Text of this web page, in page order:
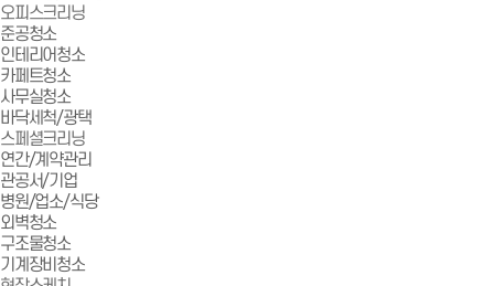
오피스크리닝
준공청소
인테리어청소
카페트청소
사무실청소
바닥세척/광택
스페셜크리닝
연간/계약관리
관공서/기업
병원/업소/식당
외벽청소
구조물청소
기계장비청소